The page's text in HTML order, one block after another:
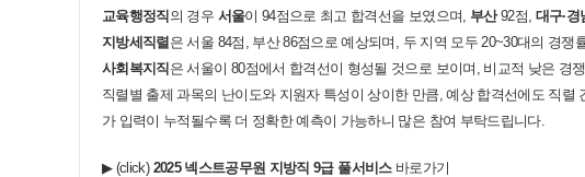
교육행정직의 경우 서울이 94점으로 최고 합격선을 보였으며, 부산92점, 대구·경
지방세직렬 은 서울 84점, 부산 86점으로 예상되며, 두 지역 모두 20~30대의 경쟁
사회복지직은 서울이 80점에서 합격선이 형성될 것으로 보이며, 비교적 낮은 경
직렬별 출제 과목의 난이도와 지원자 특성이 상이한 만큼, 예상 합격선에도 직렬
가 입력이 누적될수록 더 정확한 예측이 가능하니 많은 참여 부탁드립니다.
▶(click) 2025 넥스트공무원 지방직 9급 풀서비스 바로가기